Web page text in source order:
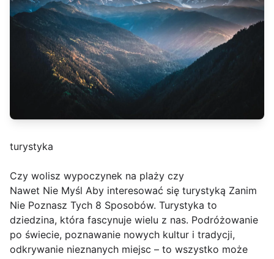
turystyka
Czy wolisz wypoczynek na plaży czy
Nawet Nie Myśl Aby interesować się turystyką Zanim
Nie Poznasz Tych 8 Sposobów. Turystyka to
dziedzina, która fascynuje wielu z nas. Podróżowanie
po świecie, poznawanie nowych kultur i tradycji,
odkrywanie nieznanych miejsc – to wszystko może